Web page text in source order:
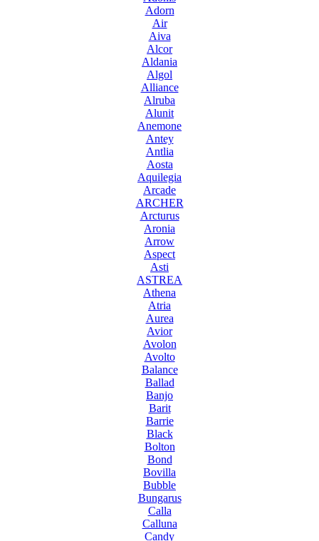
Adorn
Air
Aiva
Alcor
Aldania
Algol
Alliance
Alruba
Alunit
Anemone
Antey
Antlia
Aosta
Aquilegia
Arcade
ARCHER
Arcturus
Aronia
Arrow
Aspect
Asti
ASTREA
Athena
Atria
Aurea
Avior
Avolon
Avolto
Balance
Ballad
Banjo
Barit
Barrie
Black
Bolton
Bond
Bovilla
Bubble
Bungarus
Calla
Calluna
Candy